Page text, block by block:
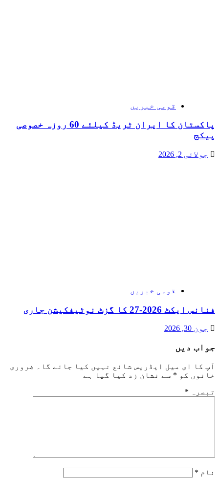
قومی خبریں
پاکستان کا ایران ٹریڈ کیلئے 60 روزہ خصوصی
پیکج
جولائی 2, 2026
قومی خبریں
فنانس ایکٹ 2026-27 کا گزٹ نوٹیفکیشن جاری
جون 30, 2026
جواب دیں
آپ کا ای میل ایڈریس شائع نہیں کیا جائے گا۔
ضروری
خانوں کو * سے نشان زد کیا گیا ہے
تبصرہ *
نام *